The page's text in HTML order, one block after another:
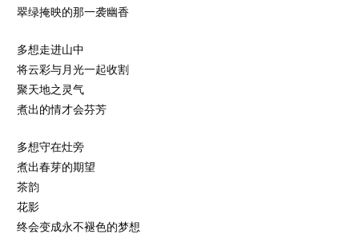
翠绿掩映的那一袭幽香
多想走进山中
将云彩与月光一起收割
聚天地之灵气
煮出的情才会芬芳
多想守在灶旁
煮出春芽的期望
茶韵
花影
终会变成永不褪色的梦想